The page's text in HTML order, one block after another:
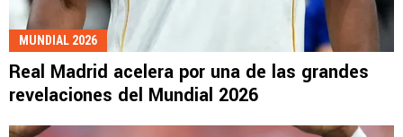
MUNDIAL 2026
Real Madrid acelera por una de las grandes
revelaciones del Mundial 2026